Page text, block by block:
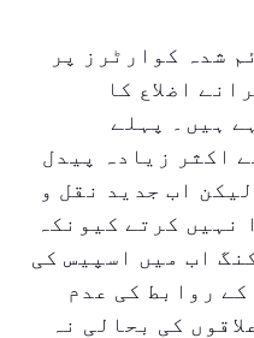
شدہ کوارٹرز پر
اضلاع کا
ہیں۔ پہلے
اکثر زیادہ پیدل
اب جدید نقل و
نہیں کرتے کیونکہ
اب میں اسپیس کی
روابط کی عدم
کی بحالی نہ